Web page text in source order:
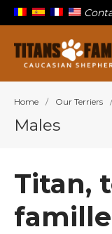
Home / Our Terriers /
Males
Titan,
famille